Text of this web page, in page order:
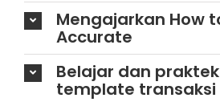
Mengajarkan How
Accurate
Belajar dan
template transaksi